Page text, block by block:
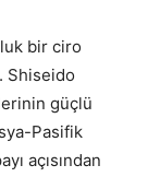
bir ciro
Shiseido
güçlü
Pasifik
açısından